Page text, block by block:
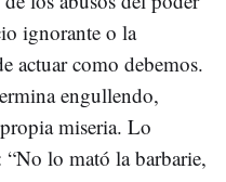
ignorante o la
actuar como debemos.
engullendo,
miseria. Lo
“No lo mató la barbarie,